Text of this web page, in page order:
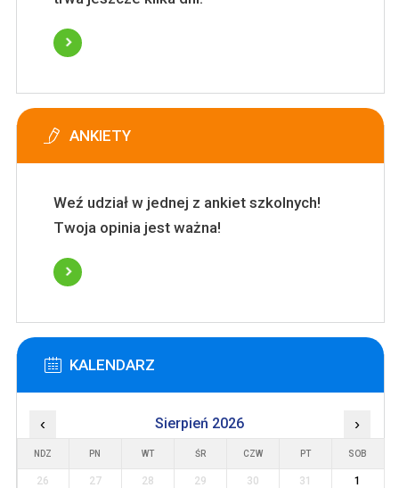
ANKIETY
Weź udział w jednej z ankiet szkolnych!
Twoja opinia jest ważna!
KALENDARZ
‹ Sierpień 2026 ›
NDZ PN WT ŚR CZW PT SOB
26 27 28 29 30 31
1